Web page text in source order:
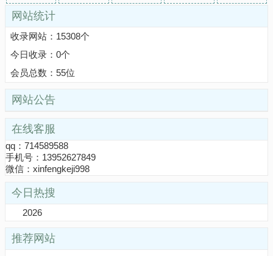
网站统计
收录网站：15308个
今日收录：0个
会员总数：55位
网站公告
在线客服
qq：714589588
手机号：13952627849
微信：xinfengkeji998
今日热搜
2026
推荐网站